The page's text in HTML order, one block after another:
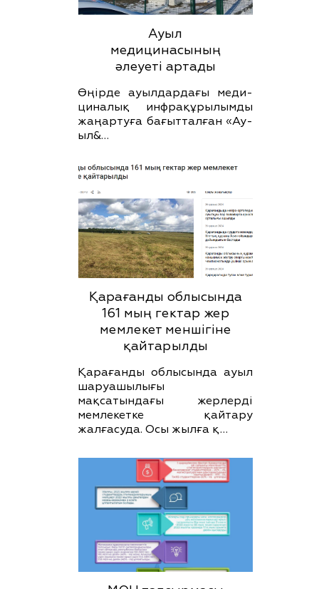
Ауыл
медицинасының
әлеуеті артады
Өңірде ауылдардағы меди­
циналық инфрақұрылымды
жаңартуға бағытталған «Ау­
ыл­­&…
Қарағанды облысында
161 мың гектар жер
мемлекет меншігіне
қайтарылды
Қарағанды облысында ауыл
шаруашылығы
мақсатындағы жерлерді
мемлекетке қайтару
жалғасуда. Осы жылға қ…